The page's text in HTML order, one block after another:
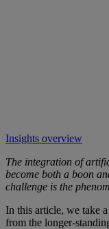
Insights overview
The integration of
become both a boon
challenge is the
In this article, we take
from the longer-